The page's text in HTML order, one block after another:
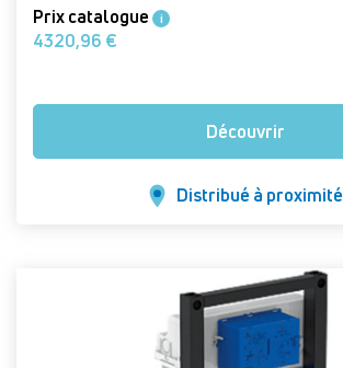
Prix catalogue i
4320,96 €
Découvrir
Distribué à proximité